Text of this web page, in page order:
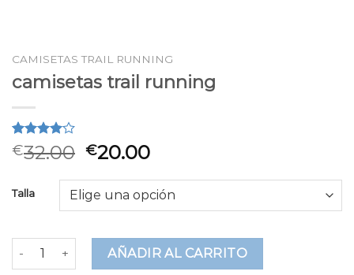
CAMISETAS TRAIL RUNNING
camisetas trail running
Valorado
4.00
en
2
puntuaciones
€32.00 €20.00
Talla
camisetas trail running cantidad
AÑADIR AL CARRITO